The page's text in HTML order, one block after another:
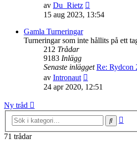
av Du_Rietz
till
inlägget
15 aug 2023, 13:54
Gamla Turneringar
Turneringar som inte hållits på ett
212 Trådar
9183 Inlägg
Senaste inlägget Re: Rydcon
av Intronaut
till
inlägget
24 apr 2020, 12:51
Ny tråd
Sök
71 trådar